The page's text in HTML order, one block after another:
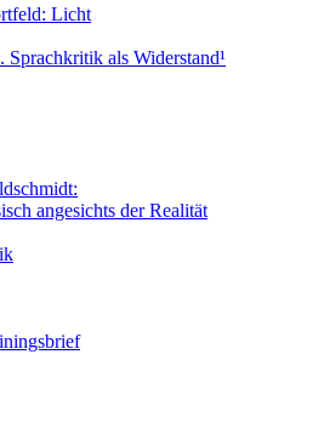
Licht
Sprachkritik als Widerstand¹
angesichts der Realität